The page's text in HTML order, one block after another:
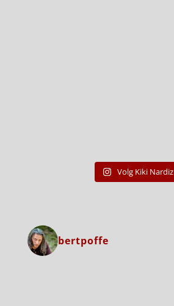
Volg Kiki Nardiz
bertpoffe